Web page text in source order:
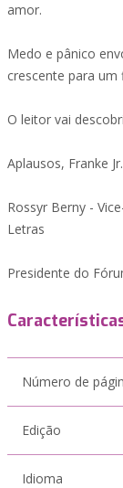
amor.
Medo e pânico
crescente para um
O leitor vai
Aplausos, Franke Jr.
Rossyr Berny -
Letras
Presidente do
Número de
Edição
Idioma